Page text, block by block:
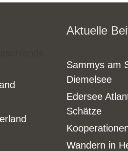
Aktuelle
Sammys am
Diemelsee
Edersee
Schätze
Wandern in